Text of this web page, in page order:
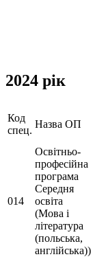
2024 рік
Код
спец.
Назва ОП
014
Освітньо-
професійна
програма
Середня
освіта
(Мова і
література
(польська,
англійська))